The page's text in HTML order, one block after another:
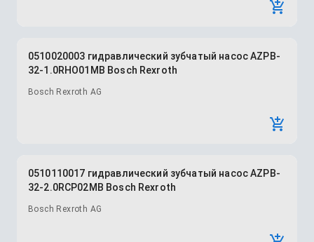
0510020003 гидравлический зубчатый насос AZPB-
32-1.0RHO01MB Bosch Rexroth
Bosch Rexroth AG
0510110017 гидравлический зубчатый насос AZPB-
32-2.0RCP02MB Bosch Rexroth
Bosch Rexroth AG